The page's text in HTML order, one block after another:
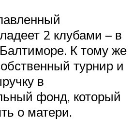
2 клубами – в
К тому же
турнир и
в
фонд, который
о матери.